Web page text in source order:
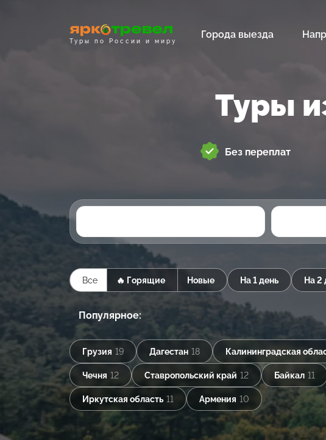
Туры по России и миру
Города выезда
Туры
Без переплат
Все 🔥 Горящие Новые На 1 день На 2
Популярное:
Грузия 19 Дагестан 18 Калининградская
Чечня 12 Ставропольский край 12 Байкал 11
Иркутская область 11 Армения 10